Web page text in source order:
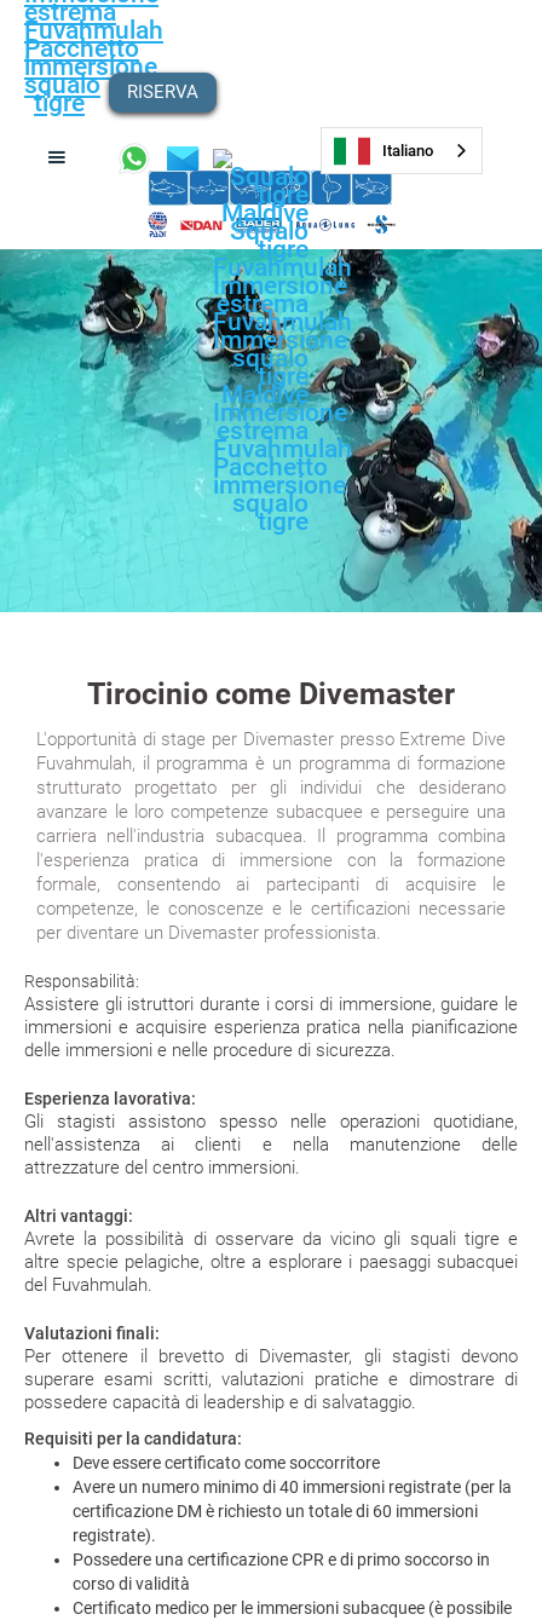
RISERVA
Italiano
Tirocinio come Divemaster
L'opportunità di stage per Divemaster presso Extreme Dive
Fuvahmulah, il programma è un programma di formazione
strutturato progettato per gli individui che desiderano
avanzare le loro competenze subacquee e perseguire una
carriera nell'industria subacquea. Il programma combina
l'esperienza pratica di immersione con la formazione
formale, consentendo ai partecipanti di acquisire le
competenze, le conoscenze e le certificazioni necessarie
per diventare un Divemaster professionista.
Responsabilità:
Assistere gli istruttori durante i corsi di immersione, guidare le
immersioni e acquisire esperienza pratica nella pianificazione
delle immersioni e nelle procedure di sicurezza.
Esperienza lavorativa:
Gli stagisti assistono spesso nelle operazioni quotidiane,
nell'assistenza ai clienti e nella manutenzione delle
attrezzature del centro immersioni.
Altri vantaggi:
Avrete la possibilità di osservare da vicino gli squali tigre e
altre specie pelagiche, oltre a esplorare i paesaggi subacquei
del Fuvahmulah.
Valutazioni finali:
Per ottenere il brevetto di Divemaster, gli stagisti devono
superare esami scritti, valutazioni pratiche e dimostrare di
possedere capacità di leadership e di salvataggio.
Requisiti per la candidatura:
Deve essere certificato come soccorritore
Avere un numero minimo di 40 immersioni registrate (per la
certificazione DM è richiesto un totale di 60 immersioni
registrate).
Possedere una certificazione CPR e di primo soccorso in
corso di validità
Certificato medico per le immersioni subacquee (è possibile